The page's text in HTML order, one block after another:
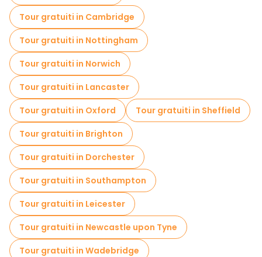
Visite gratuite alla guerra in Londra
Crociere in Londra
Visite gratuite alle leggende e al mistero in Londra
Musei in Londra
Tour gratuiti dei graffiti in Londra
Tour per piccoli gruppi in Londra
Visite al mercato in Londra
Tour gratuiti di Harry Potter a Londra
Tour di degustazione locali in Londra
Tour di Natale in Londra
Gite giornaliere gratuite a Londra
Tour gratuiti in Cambridge
Tour gratuiti in Nottingham
Tour gratuiti in Norwich
Tour gratuiti in Lancaster
Tour gratuiti in Oxford
Tour gratuiti in Sheffield
Tour gratuiti in Brighton
Tour gratuiti in Dorchester
Tour gratuiti in Southampton
Tour gratuiti in Leicester
Tour gratuiti in Newcastle upon Tyne
Tour gratuiti in Wadebridge